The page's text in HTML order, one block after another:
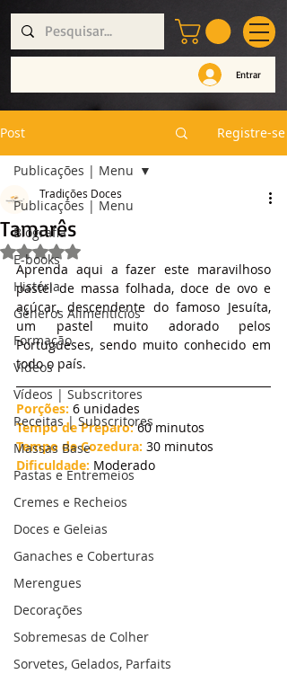
Entrar
Post Registre-se
Publicações | Menu
Biografia
E-books
História
Géneros Alimentícios
Formação
Vídeos
Vídeos | Subscritores
Receitas | Subscritores
Massas Base
Pastas e Entremeios
Cremes e Recheios
Doces e Geleias
Ganaches e Coberturas
Merengues
Decorações
Sobremesas de Colher
Sorvetes, Gelados, Parfaits
Publicações | Menu
Tamarês
Tradições Doces
Avaliado com NaN de 5 estrelas.
Aprenda aqui a fazer este maravilhoso
pastel de massa folhada, doce de ovo e
açúcar, descendente do famoso Jesuíta,
um pastel muito adorado pelos
Portugueses, sendo muito conhecido em
todo o país.
Porções: 6 unidades
Tempo de Preparo: 60 minutos
Tempo de Cozedura: 30 minutos
Dificuldade: Moderado